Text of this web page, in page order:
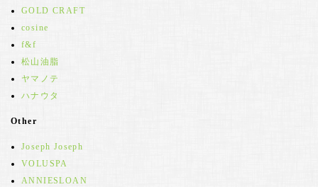
GOLD CRAFT
cosine
f&f
松山油脂
ヤマノテ
ハナウタ
Other
Joseph Joseph
VOLUSPA
ANNIESLOAN